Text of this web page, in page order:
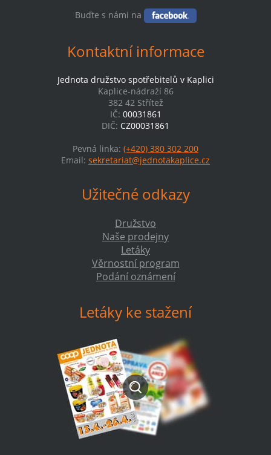
Buďte s námi na
Kontaktní informace
Jednota družstvo spotřebitelů v Kaplici
Kaplice-nádraží 86
382 42 Střítež
IČ: 00031861
DIČ: CZ00031861
Pevná linka: (+420) 380 302 200
Email: sekretariat@jednotakaplice.cz
Užitečné odkazy
Družstvo
Naše prodejny
Letáky
Věrnostní program
Podání oznámení
Letáky ke stažení